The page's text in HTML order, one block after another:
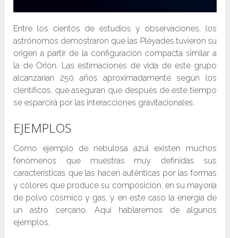
Entre los cientos de estudios y observaciones, los
astrónomos demostraron que las Pléyades tuvieron su
origen a partir de la configuración compacta similar a
la de Orión. Las estimaciones de vida de este grupo
alcanzarían 250 años aproximadamente según los
científicos, que aseguran que después de este tiempo
se esparcirá por las interacciones gravitacionales.
EJEMPLOS
Como ejemplo de nebulosa azul existen muchos
fenómenos que muestras muy definidas sus
características que las hacen auténticas por las formas
y colores que produce su composición, en su mayoría
de polvo cósmico y gas, y en este caso la energía de
un astro cercano. Aquí hablaremos de algunos
ejemplos.